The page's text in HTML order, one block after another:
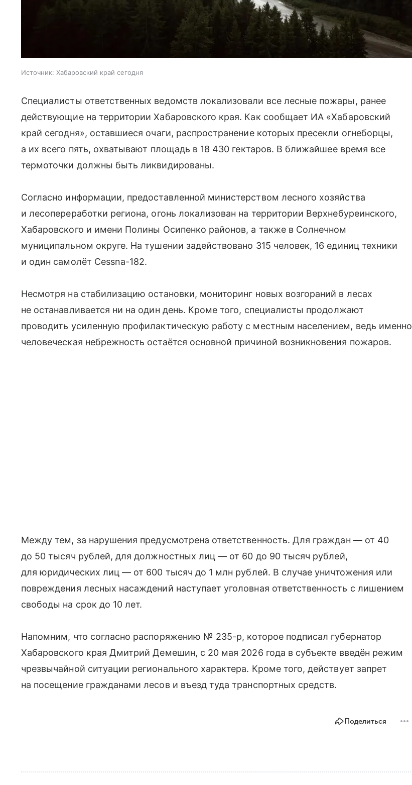
Источник: Хабаровский край сегодня
Специалисты ответственных ведомств локализовали все лесные пожары, ранее
действующие на территории Хабаровского края. Как сообщает ИА «Хабаровский
край сегодня», оставшиеся очаги, распространение которых пресекли огнеборцы,
а их всего пять, охватывают площадь в 18 430 гектаров. В ближайшее время все
термоточки должны быть ликвидированы.
Согласно информации, предоставленной министерством лесного хозяйства
и лесопереработки региона, огонь локализован на территории Верхнебуреинского,
Хабаровского и имени Полины Осипенко районов, а также в Солнечном
муниципальном округе. На тушении задействовано 315 человек, 16 единиц техники
и один самолёт Cessna-182.
Несмотря на стабилизацию остановки, мониторинг новых возгораний в лесах
не останавливается ни на один день. Кроме того, специалисты продолжают
проводить усиленную профилактическую работу с местным населением, ведь именно
человеческая небрежность остаётся основной причиной возникновения пожаров.
Между тем, за нарушения предусмотрена ответственность. Для граждан — от 40
до 50 тысяч рублей, для должностных лиц — от 60 до 90 тысяч рублей,
для юридических лиц — от 600 тысяч до 1 млн рублей. В случае уничтожения или
повреждения лесных насаждений наступает уголовная ответственность с лишением
свободы на срок до 10 лет.
Напомним, что согласно распоряжению № 235-р, которое подписал губернатор
Хабаровского края Дмитрий Демешин, с 20 мая 2026 года в субъекте введён режим
чрезвычайной ситуации регионального характера. Кроме того, действует запрет
на посещение гражданами лесов и въезд туда транспортных средств.
Поделиться